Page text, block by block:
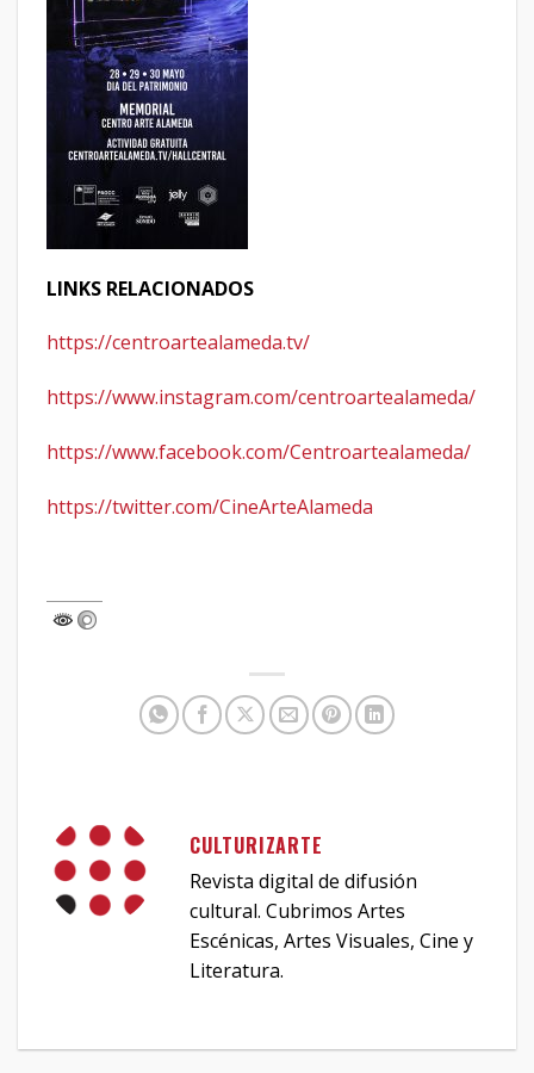
LINKS RELACIONADOS
https://centroartealameda.tv/
https://www.instagram.com/centroartealameda/
https://www.facebook.com/Centroartealameda/
https://twitter.com/CineArteAlameda
CULTURIZARTE
Revista digital de difusión
cultural. Cubrimos Artes
Escénicas, Artes Visuales, Cine y
Literatura.